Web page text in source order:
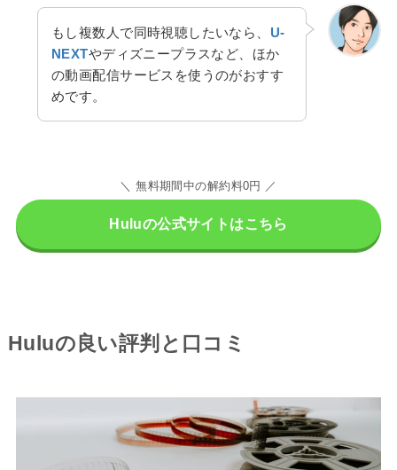
もし複数人で同時視聴したいなら、 U-
NEXTやディズニープラスなど、ほか
の動画配信サービスを使うのがおすす
めです。
＼ 無料期間中の解約料0円 ／
Huluの公式サイトはこちら
Huluの良い評判と口コミ